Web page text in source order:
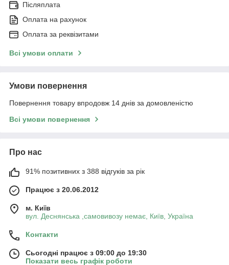
Післяплата
Оплата на рахунок
Оплата за реквізитами
Всі умови оплати
Умови повернення
Повернення товару впродовж 14 днів за домовленістю
Всі умови повернення
Про нас
91% позитивних з 388 відгуків за рік
Працює з 20.06.2012
м. Київ
вул. Деснянська ,самовивозу немає, Київ, Україна
Контакти
Сьогодні працює з 09:00 до 19:30
Показати весь графік роботи